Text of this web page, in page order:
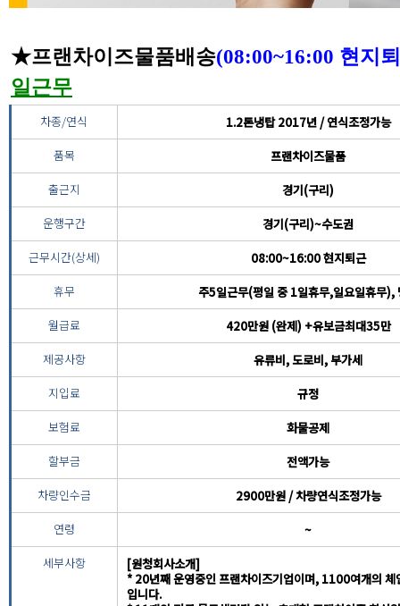
★프랜차이즈물품배송(08:00~16:00 현지
일근무
차종/연식
1.2톤냉탑 2017년 / 연식조정가능
품목
프랜차이즈물품
출근지
경기(구리)
운행구간
경기(구리)~수도권
근무시간(상세)
08:00~16:00 현지퇴근
휴무
주5일근무(평일 중 1일휴무,일요일휴무),
월급료
420만원 (완제) +유보금최대35만
제공사항
유류비, 도로비, 부가세
지입료
규정
보험료
화물공제
할부금
전액가능
차량인수금
2900만원 / 차량연식조정가능
연령
~
세부사항
[원청회사소개]
* 20년째 운영중인 프랜차이즈기업이며, 1100여개의 체
입니다.